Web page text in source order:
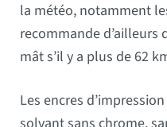
la météo, notamment
recommande d’ailleurs
mât s’il y a plus de 62
Les encres